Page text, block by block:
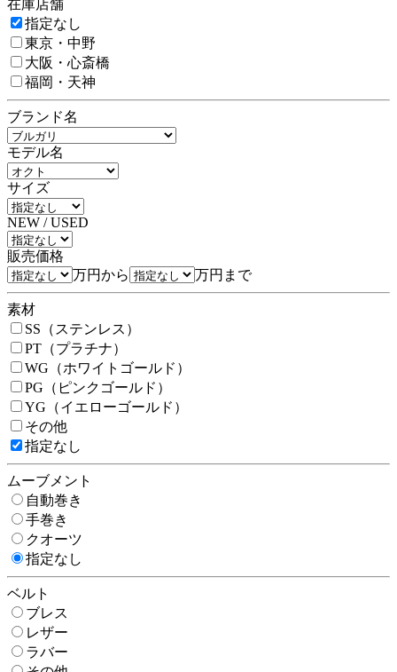
在庫店舗
指定なし
東京・中野
大阪・心斎橋
福岡・天神
ブランド名
モデル名
サイズ
NEW / USED
販売価格
万円から
万円まで
素材
SS（ステンレス）
PT（プラチナ）
WG（ホワイトゴールド）
PG（ピンクゴールド）
YG（イエローゴールド）
その他
指定なし
ムーブメント
自動巻き
手巻き
クオーツ
指定なし
ベルト
ブレス
レザー
ラバー